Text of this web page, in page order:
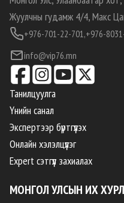
Жуулчны гудамж 4/4, Макс
+976-701-22-701,+976-
info@vip76.mn
Танилцуулга
Үнийн санал
Экспертээр бүртгүүлэх
Онлайн хэлэлцүүлэг
Expert сэтгүүл захиалах
МОНГОЛ УЛСЫН ИХ